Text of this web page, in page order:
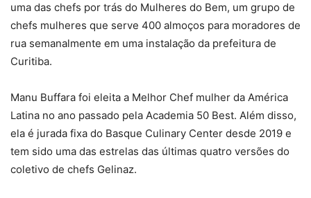
uma das chefs por trás do Mulheres do Bem, um grupo de
chefs mulheres que serve 400 almoços para moradores de
rua semanalmente em uma instalação da prefeitura de
Curitiba.
Manu Buffara foi eleita a Melhor Chef mulher da América
Latina no ano passado pela Academia 50 Best. Além disso,
ela é jurada fixa do Basque Culinary Center desde 2019 e
tem sido uma das estrelas das últimas quatro versões do
coletivo de chefs Gelinaz.